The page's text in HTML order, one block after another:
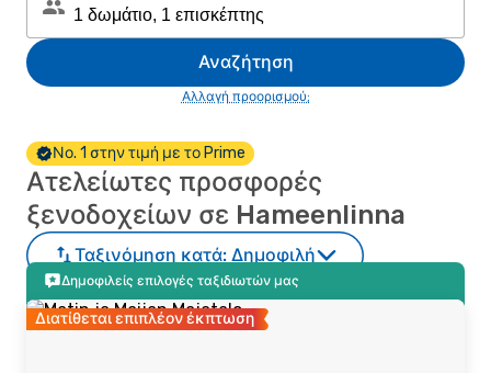
Αναζήτηση
Αλλαγή προορισμού;
Νο. 1 στην τιμή με το Prime
Ατελείωτες προσφορές
ξενοδοχείων σε Hameenlinna
Ταξινόμηση κατά: Δημοφιλή
Δημοφιλείς επιλογές ταξιδιωτών μας
Διατίθεται επιπλέον έκπτωση